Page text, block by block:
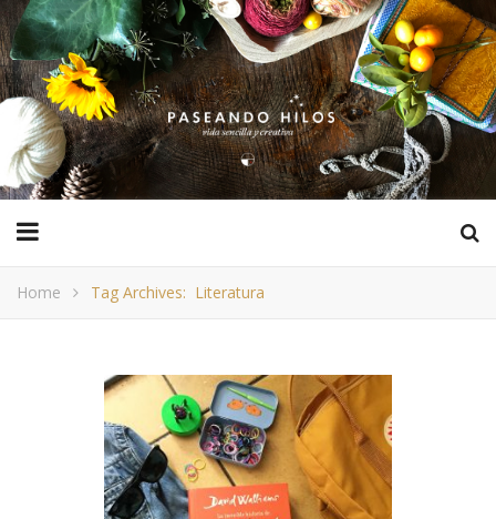
Home Tag Archives: Literatura